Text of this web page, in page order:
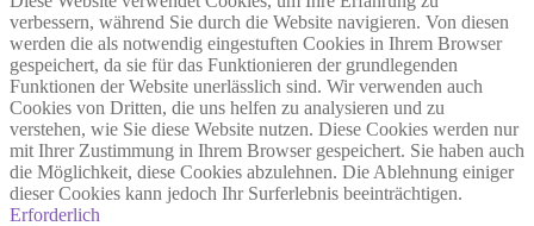
verbessern, während Sie durch die Website navigieren. Von diesen
werden die als notwendig eingestuften Cookies in Ihrem Browser
gespeichert, da sie für das Funktionieren der grundlegenden
Funktionen der Website unerlässlich sind. Wir verwenden auch
Cookies von Dritten, die uns helfen zu analysieren und zu
verstehen, wie Sie diese Website nutzen. Diese Cookies werden nur
mit Ihrer Zustimmung in Ihrem Browser gespeichert. Sie haben auch
die Möglichkeit, diese Cookies abzulehnen. Die Ablehnung einiger
dieser Cookies kann jedoch Ihr Surferlebnis beeinträchtigen.
Erforderlich